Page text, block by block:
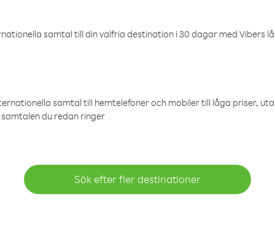
samtal till din valfria destination i 30 dagar med Vibers
samtal till hemtelefoner och mobiler till låga priser,
du redan ringer
Sök efter fler destinationer